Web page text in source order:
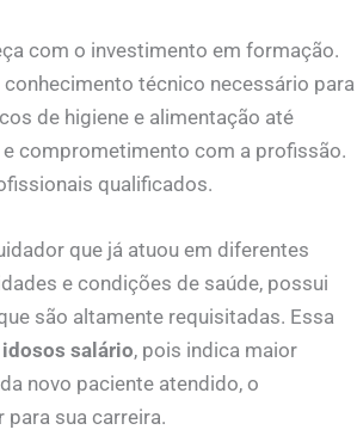
com o investimento em formação.
técnico necessário para
de higiene e alimentação até
comprometimento com a profissão.
qualificados.
que já atuou em diferentes
e condições de saúde, possui
são altamente requisitadas. Essa
salário, pois indica maior
novo paciente atendido, o
para sua carreira.